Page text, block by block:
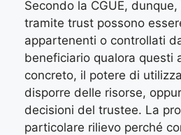
Secondo la CGUE,
tramite trust possono
appartenenti o controllati
beneficiario qualora questi
concreto, il potere di
disporre delle risorse,
decisioni del trustee. La
particolare rilievo perché